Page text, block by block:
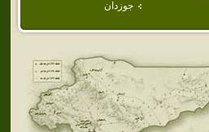
جوزدان